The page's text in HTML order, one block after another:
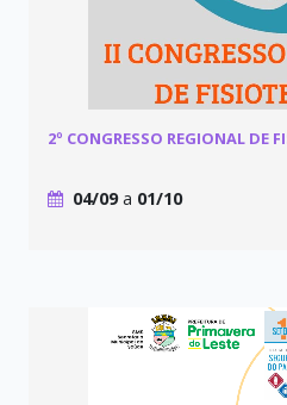
2º CONGRESSO REGIONAL DE
04/09a 01/10